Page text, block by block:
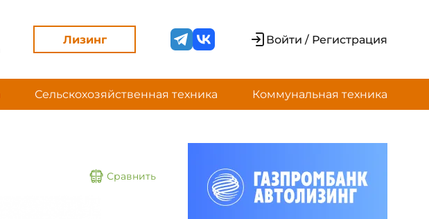
Лизинг Войти / Регистрация
Сельскохозяйственная техника Коммунальная техника
Сравнить